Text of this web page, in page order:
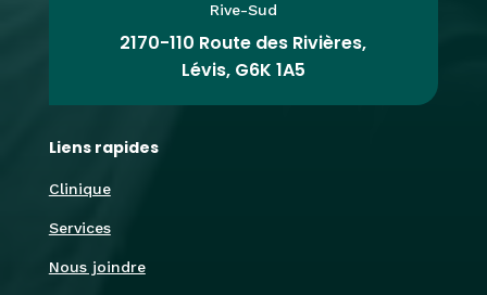
Rive-Sud
2170-110 Route des Rivières,
Lévis, G6K 1A5
Liens rapides
Clinique
Services
Nous joindre